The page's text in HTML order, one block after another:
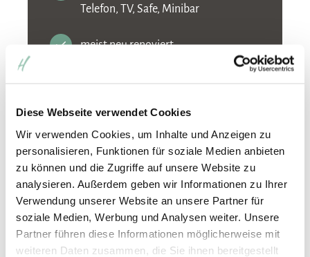
Diese Webseite verwendet Cookies
Wir verwenden Cookies, um Inhalte und Anzeigen zu
personalisieren, Funktionen für soziale Medien anbieten
zu können und die Zugriffe auf unsere Website zu
analysieren. Außerdem geben wir Informationen zu Ihrer
Verwendung unserer Website an unsere Partner für
soziale Medien, Werbung und Analysen weiter. Unsere
Partner führen diese Informationen möglicherweise mit
weiteren Daten zusammen, die Sie ihnen bereitgestellt
Telefon, TV, Safe, Minibar
meist neu renoviert